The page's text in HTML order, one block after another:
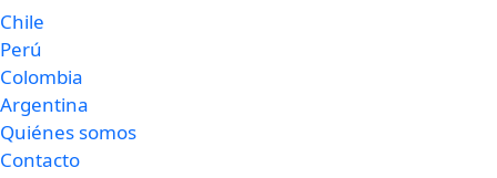
Chile
Perú
Colombia
Argentina
Quiénes somos
Contacto